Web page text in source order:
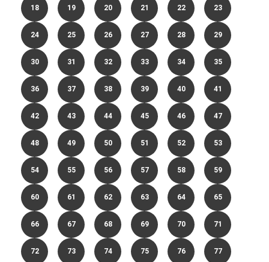
18 19 20 21 22 23
24 25 26 27 28 29
30 31 32 33 34 35
36 37 38 39 40 41
42 43 44 45 46 47
48 49 50 51 52 53
54 55 56 57 58 59
60 61 62 63 64 65
66 67 68 69 70 71
72 73 74 75 76 77